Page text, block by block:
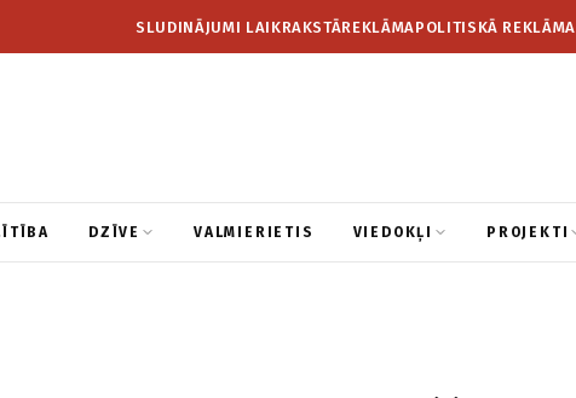
SLUDINĀJUMI LAIKRAKSTĀREKLĀMAPOLITISKĀ REKLĀMA
DZĪVE VALMIERIETIS VIEDOKĻI PROJEKTI